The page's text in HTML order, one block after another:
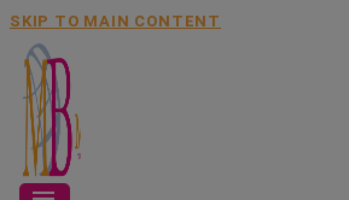
SKIP TO MAIN CONTENT